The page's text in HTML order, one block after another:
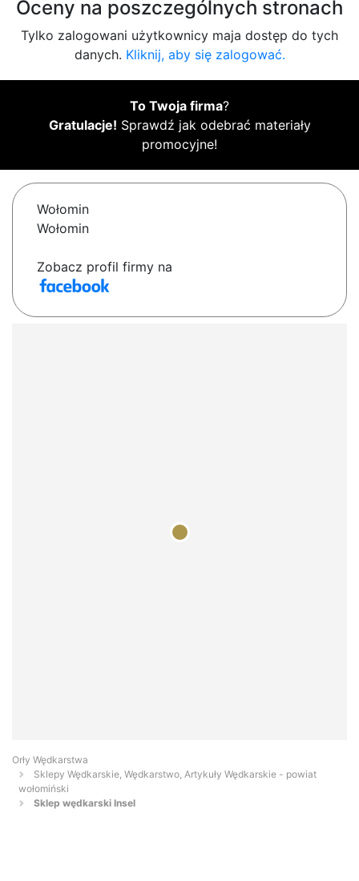
Oceny na poszczególnych stronach
Tylko zalogowani użytkownicy maja dostęp do tych
danych. Kliknij, aby się zalogować.
To Twoja firma?
Gratulacje! Sprawdź jak odebrać materiały
promocyjne!
Wołomin
Wołomin
Zobacz profil firmy na
Orły Wędkarstwa
Sklepy Wędkarskie, Wędkarstwo, Artykuły Wędkarskie - powiat
wołomiński
Sklep wędkarski Insel